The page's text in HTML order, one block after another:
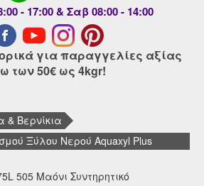
- 17:00 & Σαβ 08:00 - 14:00
για παραγγελίες αξίας
των 50€ ως 4kgr!
Βερνίκια
Ξύλου Νερού Aquaxyl Plus
505 Μαόνι Συντηρητικό